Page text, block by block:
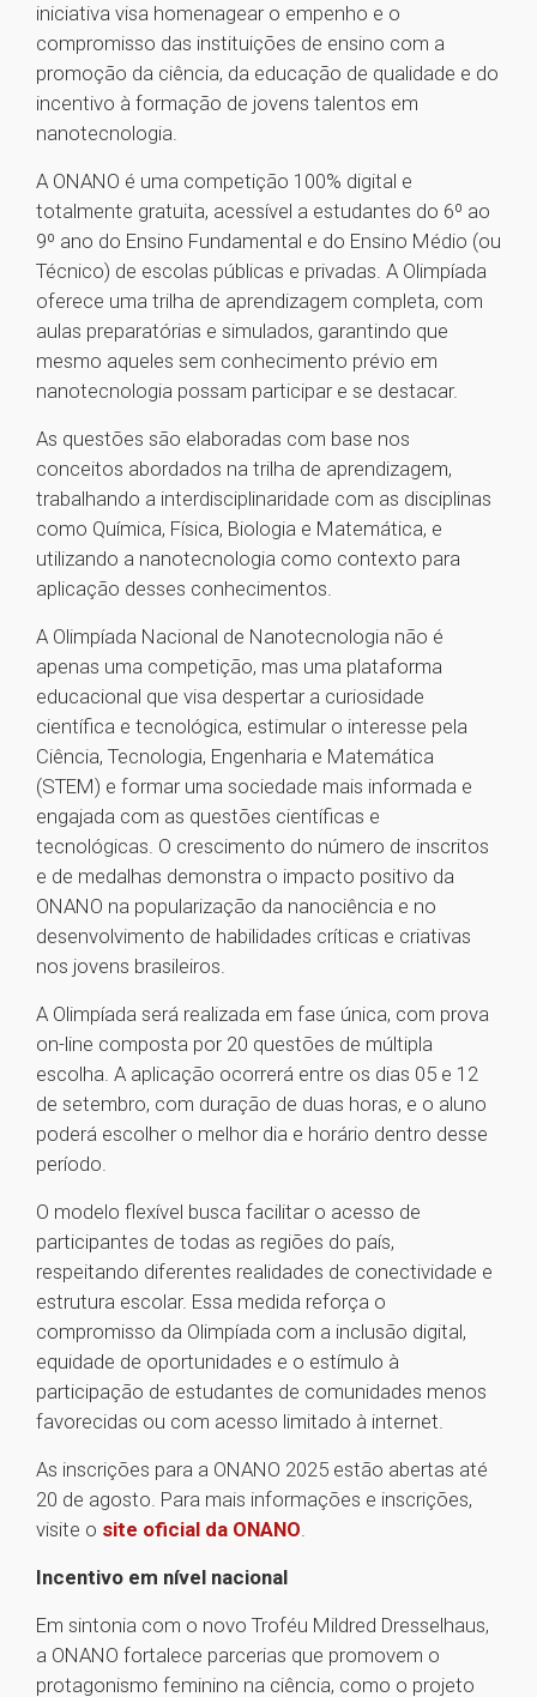
iniciativa visa homenagear o empenho e o
compromisso das instituições de ensino com a
promoção da ciência, da educação de qualidade e do
incentivo à formação de jovens talentos em
nanotecnologia.
A ONANO é uma competição 100% digital e
totalmente gratuita, acessível a estudantes do 6º ao
9º ano do Ensino Fundamental e do Ensino Médio (ou
Técnico) de escolas públicas e privadas. A Olimpíada
oferece uma trilha de aprendizagem completa, com
aulas preparatórias e simulados, garantindo que
mesmo aqueles sem conhecimento prévio em
nanotecnologia possam participar e se destacar.
As questões são elaboradas com base nos
conceitos abordados na trilha de aprendizagem,
trabalhando a interdisciplinaridade com as disciplinas
como Química, Física, Biologia e Matemática, e
utilizando a nanotecnologia como contexto para
aplicação desses conhecimentos.
A Olimpíada Nacional de Nanotecnologia não é
apenas uma competição, mas uma plataforma
educacional que visa despertar a curiosidade
científica e tecnológica, estimular o interesse pela
Ciência, Tecnologia, Engenharia e Matemática
(STEM) e formar uma sociedade mais informada e
engajada com as questões científicas e
tecnológicas. O crescimento do número de inscritos
e de medalhas demonstra o impacto positivo da
ONANO na popularização da nanociência e no
desenvolvimento de habilidades críticas e criativas
nos jovens brasileiros.
A Olimpíada será realizada em fase única, com prova
on-line composta por 20 questões de múltipla
escolha. A aplicação ocorrerá entre os dias 05 e 12
de setembro, com duração de duas horas, e o aluno
poderá escolher o melhor dia e horário dentro desse
período.
O modelo flexível busca facilitar o acesso de
participantes de todas as regiões do país,
respeitando diferentes realidades de conectividade e
estrutura escolar. Essa medida reforça o
compromisso da Olimpíada com a inclusão digital,
equidade de oportunidades e o estímulo à
participação de estudantes de comunidades menos
favorecidas ou com acesso limitado à internet.
As inscrições para a ONANO 2025 estão abertas até
20 de agosto. Para mais informações e inscrições,
visite o site oficial da ONANO.
Incentivo em nível nacional
Em sintonia com o novo Troféu Mildred Dresselhaus,
a ONANO fortalece parcerias que promovem o
protagonismo feminino na ciência, como o projeto